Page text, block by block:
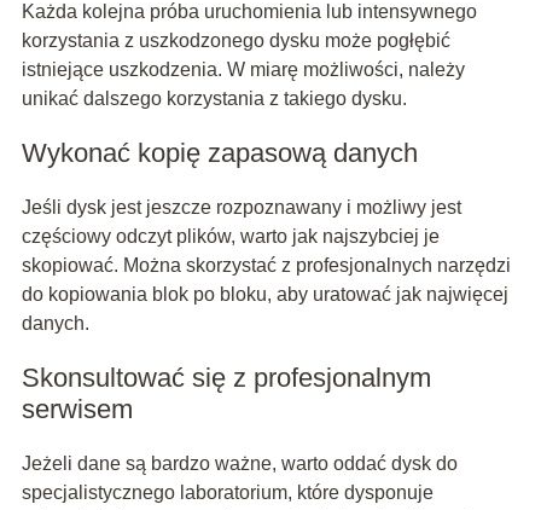
Każda kolejna próba uruchomienia lub intensywnego
korzystania z uszkodzonego dysku może pogłębić
istniejące uszkodzenia. W miarę możliwości, należy
unikać dalszego korzystania z takiego dysku.
Wykonać kopię zapasową danych
Jeśli dysk jest jeszcze rozpoznawany i możliwy jest
częściowy odczyt plików, warto jak najszybciej je
skopiować. Można skorzystać z profesjonalnych narzędzi
do kopiowania blok po bloku, aby uratować jak najwięcej
danych.
Skonsultować się z profesjonalnym
serwisem
Jeżeli dane są bardzo ważne, warto oddać dysk do
specjalistycznego laboratorium, które dysponuje